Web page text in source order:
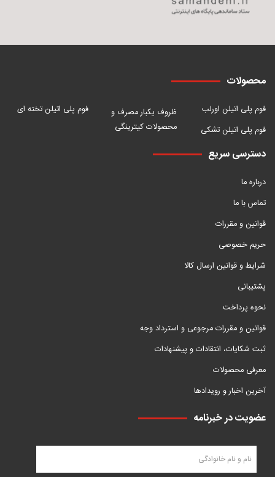
محصولات
فوم پلی اتیلن اورلب
فوم پلی اتیلن تشکی
ظروف یکبار مصرف و
محصولات کیترینگی
فوم پلی اتیلن تخته ای
دسترسی سریع
درباره ما
تماس با ما
قوانین و مقررات
حریم خصوصی
شرایط و قوانین ارسال کالا
پشتیبانی
نحوه پرداخت
قوانین و مقررات مرجوعی و استرداد وجه
ثبت شکایات، انتقادات و پیشنهادات
معرفی محصولات
آخرین اخبار و رویدادها
عضویت در خبرنامه